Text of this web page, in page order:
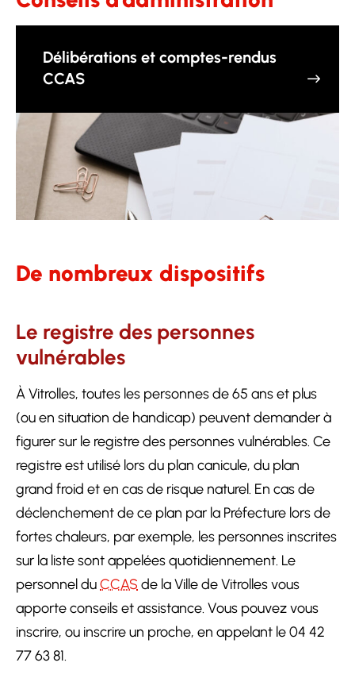
Délibérations et comptes-rendus
CCAS
De nombreux dispositifs
Le registre des personnes
vulnérables
À Vitrolles, toutes les personnes de 65 ans et plus
(ou en situation de handicap) peuvent demander à
figurer sur le registre des personnes vulnérables. Ce
registre est utilisé lors du plan canicule, du plan
grand froid et en cas de risque naturel. En cas de
déclenchement de ce plan par la Préfecture lors de
fortes chaleurs, par exemple, les personnes inscrites
sur la liste sont appelées quotidiennement. Le
personnel duCCAS de la Ville de Vitrolles vous
apporte conseils et assistance. Vous pouvez vous
inscrire, ou inscrire un proche, en appelant le 04 42
77 63 81.